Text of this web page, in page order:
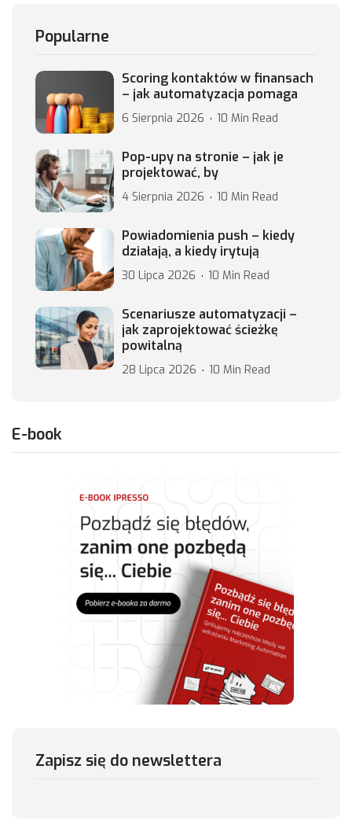
Popularne
Scoring kontaktów w finansach
– jak automatyzacja pomaga
6 Sierpnia 2026 10 Min Read
Pop-upy na stronie – jak je
projektować, by
4 Sierpnia 2026 10 Min Read
Powiadomienia push – kiedy
działają, a kiedy irytują
30 Lipca 2026 10 Min Read
Scenariusze automatyzacji –
jak zaprojektować ścieżkę
powitalną
28 Lipca 2026 10 Min Read
E-book
Zapisz się do newslettera